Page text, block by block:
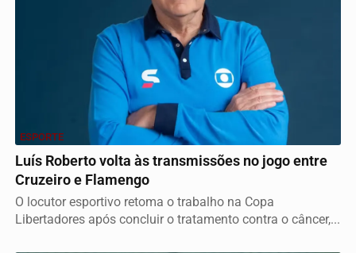
ESPORTE
Luís Roberto volta às transmissões no jogo entre
Cruzeiro e Flamengo
O locutor esportivo retoma o trabalho na Copa
Libertadores após concluir o tratamento contra o câncer,...